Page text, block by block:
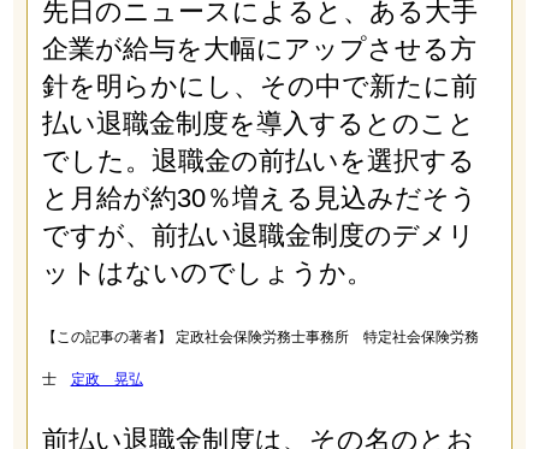
先日のニュースによると、ある大手
企業が給与を大幅にアップさせる方
針を明らかにし、その中で新たに前
払い退職金制度を導入するとのこと
でした。退職金の前払いを選択する
と月給が約30％増える見込みだそう
ですが、前払い退職金制度のデメリ
ットはないのでしょうか。
【この記事の著者】 定政社会保険労務士事務所 特定社会保険労務
士 定政 晃弘
前払い退職金制度は、その名のとお